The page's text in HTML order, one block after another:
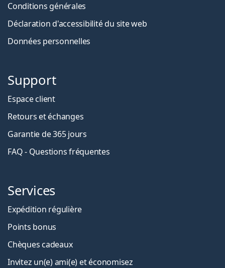
Conditions générales
Déclaration d'accessibilité du site web
Données personnelles
Support
Espace client
Retours et échanges
Garantie de 365 jours
FAQ - Questions fréquentes
Services
Expédition régulière
Points bonus
Chèques cadeaux
Invitez un(e) ami(e) et économisez